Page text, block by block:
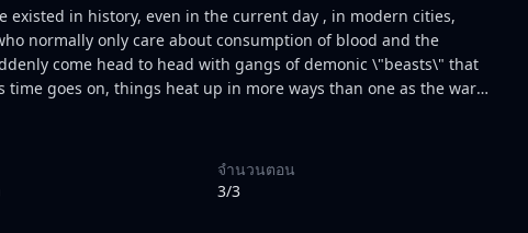
existed in history, even in the current day , in modern cities,
normally only care about consumption of blood and the
come head to head with gangs of demonic \"beasts\" that
goes on, things heat up in more ways than one as the war
the beautiful red-headed vampire, and her two friends and
to fight for us all to survive.
จำนวนตอน
3/3